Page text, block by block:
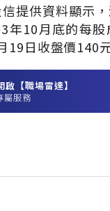
信提供資料顯示
年10月底的每
19日收盤價140元
【職場雷達】
屬服務